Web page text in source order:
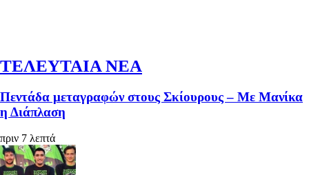
ΤΕΛΕΥΤΑΙΑ ΝΕΑ
Πεντάδα μεταγραφών στους Σκίουρους – Με Μανίκα
η Διάπλαση
πριν 7 λεπτά